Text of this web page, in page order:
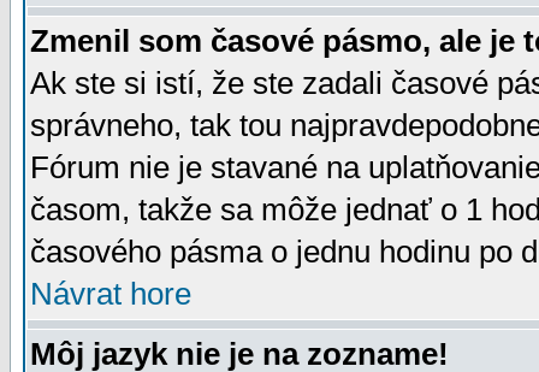
Zmenil som časové pásmo, ale je
Ak ste si istí, že ste zadali časové
správneho, tak tou
Fórum nie je stavané na
časom, takže sa môže jednať o 1
časového pásma o jednu hodinu po
Návrat hore
Môj jazyk nie je na zozname!